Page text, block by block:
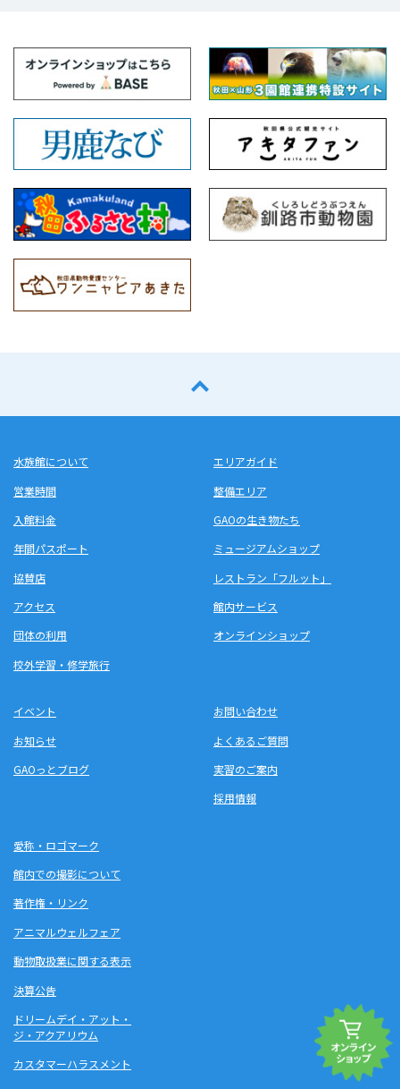
水族館について
営業時間
入館料金
年間パスポート
協賛店
アクセス
団体の利用
校外学習・修学旅行
エリアガイド
整備エリア
GAOの生き物たち
ミュージアムショップ
レストラン「フルット」
館内サービス
オンラインショップ
イベント
お知らせ
GAOっとブログ
お問い合わせ
よくあるご質問
実習のご案内
採用情報
愛称・ロゴマーク
館内での撮影について
著作権・リンク
アニマルウェルフェア
動物取扱業に関する表示
決算公告
ドリームデイ・アット・
ジ・アクアリウム
カスタマーハラスメント